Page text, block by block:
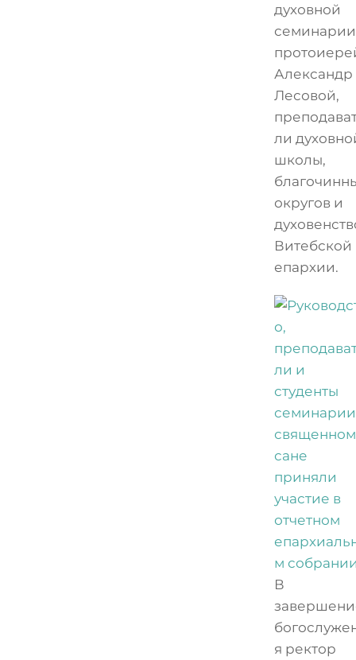
духовной
семинарии
Александр
Лесовой,
ли
школы,
округов и
Витебской
епархии.
В
я ректор